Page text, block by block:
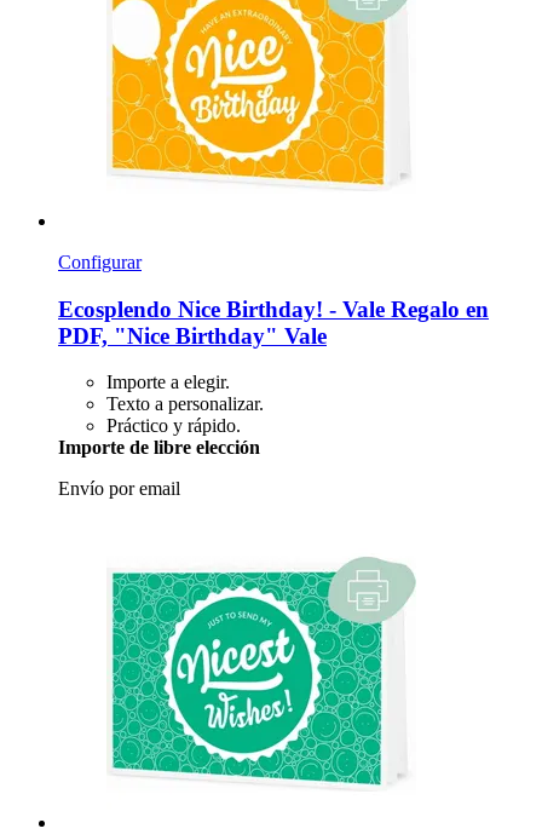
Configurar
Ecosplendo Nice Birthday! -​ Vale Regalo en
PDF, "Nice Birthday" Vale
Importe a elegir.
Texto a personalizar.
Práctico y rápido.
Importe de libre elección
Envío por email